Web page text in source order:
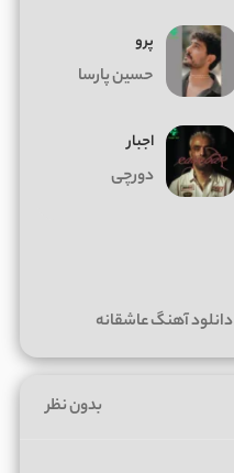
پرو
حسین پارسا
اجبار
دورچی
دانلود آهنگ عاشقانه
بدون نظر